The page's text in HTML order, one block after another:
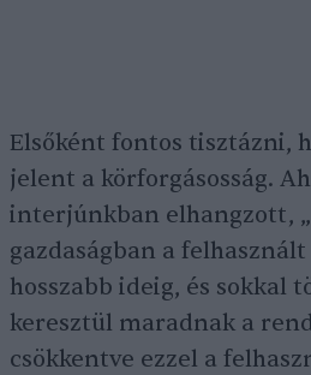
Elsőként fontos tisztázni,
jelent a körforgásosság.
interjúnkban elhangzott,
gazdaságban a
hosszabb ideig, és sokkal
keresztül maradnak a
csökkentve ezzel a